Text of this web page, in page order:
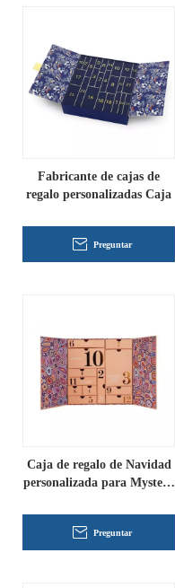
Fabricante de cajas de
regalo personalizadas Caja
Preguntar
Caja de regalo de Navidad
personalizada para Mystery
Preguntar